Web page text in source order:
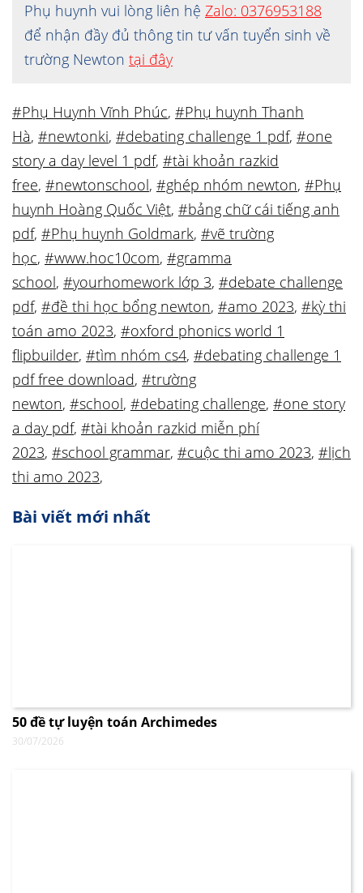
Phụ huynh vui lòng liên hệ Zalo: 0376953188
để nhận đầy đủ thông tin tư vấn tuyển sinh về
trường Newton tại đây
#Phụ Huynh Vĩnh Phúc, #Phụ huynh Thanh
Hà, #newtonki, #debating challenge 1 pdf, #one
story a day level 1 pdf, #tài khoản razkid
free, #newtonschool, #ghép nhóm newton, #Phụ
huynh Hoàng Quốc Việt, #bảng chữ cái tiếng anh
pdf, #Phụ huynh Goldmark, #vẽ trường
học, #www.hoc10com, #gramma
school, #yourhomework lớp 3, #debate challenge
pdf, #đề thi học bổng newton, #amo 2023, #kỳ thi
toán amo 2023, #oxford phonics world 1
flipbuilder, #tìm nhóm cs4, #debating challenge 1
pdf free download, #trường
newton, #school, #debating challenge, #one story
a day pdf, #tài khoản razkid miễn phí
2023, #school grammar, #cuộc thi amo 2023, #lịch
thi amo 2023,
Bài viết mới nhất
50 đề tự luyện toán Archimedes
30/07/2026